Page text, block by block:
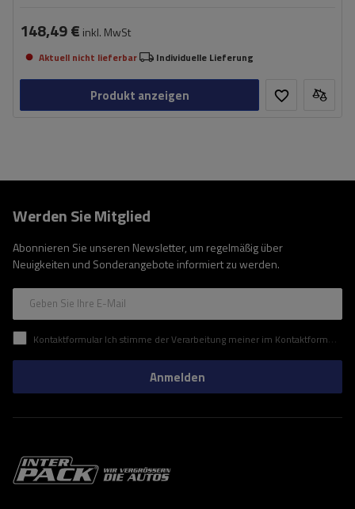
148,49 € inkl. MwSt
Aktuell nicht lieferbar Individuelle Lieferung
Produkt anzeigen
Werden Sie Mitglied
Abonnieren Sie unseren Newsletter, um regelmäßig über
Neuigkeiten und Sonderangebote informiert zu werden.
Geben Sie Ihre E-Mail
Kontaktformular Ich stimme der Verarbeitung meiner im Kontaktformular enthaltenen personenbezogenen Daten gemäß der Verordnung (EU) des Europäischen Parlaments und des Rates zu.
Anmelden